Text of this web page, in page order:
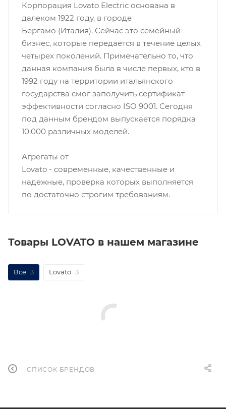
Корпорация Lovato Electric основана в
далеком 1922 году, в городе
Бергамо (Италия). Сейчас это семейный
бизнес, которые передается в течение целых
четырех поколений. Примечательно то, что
данная компания была в числе первых, кто в
1992 году на территории итальянского
государства смог заполучить сертификат
эффективности согласно ISO 9001. Сегодня
под данным брендом выпускается порядка
10.000 различных моделей.
Агрегаты от
Lovato - современные, качественные и
надежные, проверка которых выполняется
по достаточно строгим требованиям.
Товары LOVATO в нашем магазине
Все 3 Lovato 3
СПИСОК БРЕНДОВ